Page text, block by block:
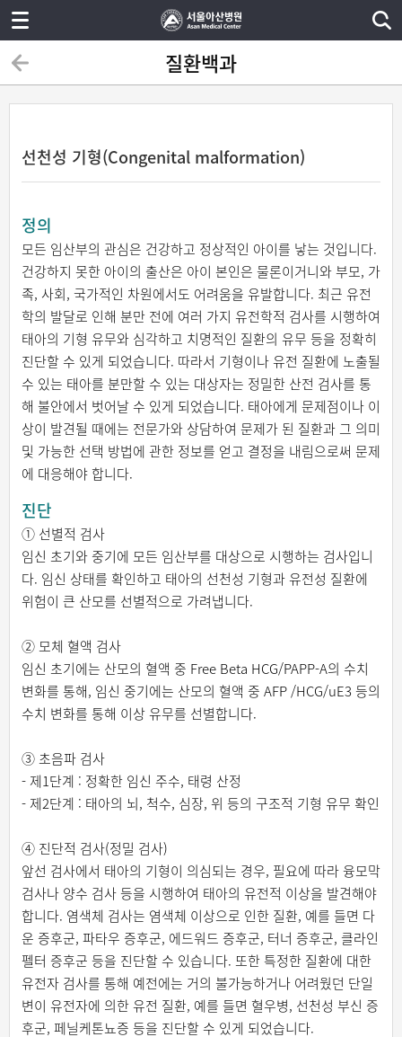
질환백과
선천성 기형(Congenital malformation)
정의
모든 임산부의 관심은 건강하고 정상적인 아이를 낳는 것입니다.
건강하지 못한 아이의 출산은 아이 본인은 물론이거니와 부모, 가
족, 사회, 국가적인 차원에서도 어려움을 유발합니다. 최근 유전
학의 발달로 인해 분만 전에 여러 가지 유전학적 검사를 시행하여
태아의 기형 유무와 심각하고 치명적인 질환의 유무 등을 정확히
진단할 수 있게 되었습니다. 따라서 기형이나 유전 질환에 노출될
수 있는 태아를 분만할 수 있는 대상자는 정밀한 산전 검사를 통
해 불안에서 벗어날 수 있게 되었습니다. 태아에게 문제점이나 이
상이 발견될 때에는 전문가와 상담하여 문제가 된 질환과 그 의미
및 가능한 선택 방법에 관한 정보를 얻고 결정을 내림으로써 문제
에 대응해야 합니다.
진단
① 선별적 검사
임신 초기와 중기에 모든 임산부를 대상으로 시행하는 검사입니
다. 임신 상태를 확인하고 태아의 선천성 기형과 유전성 질환에
위험이 큰 산모를 선별적으로 가려냅니다.
② 모체 혈액 검사
임신 초기에는 산모의 혈액 중 Free Beta HCG/PAPP-A의 수치
변화를 통해, 임신 중기에는 산모의 혈액 중 AFP /HCG/uE3 등의
수치 변화를 통해 이상 유무를 선별합니다.
③ 초음파 검사
- 제1단계 : 정확한 임신 주수, 태령 산정
- 제2단계 : 태아의 뇌, 척수, 심장, 위 등의 구조적 기형 유무 확인
④ 진단적 검사(정밀 검사)
앞선 검사에서 태아의 기형이 의심되는 경우, 필요에 따라 융모막
검사나 양수 검사 등을 시행하여 태아의 유전적 이상을 발견해야
합니다. 염색체 검사는 염색체 이상으로 인한 질환, 예를 들면 다
운 증후군, 파타우 증후군, 에드워드 증후군, 터너 증후군, 클라인
펠터 증후군 등을 진단할 수 있습니다. 또한 특정한 질환에 대한
유전자 검사를 통해 예전에는 거의 불가능하거나 어려웠던 단일
변이 유전자에 의한 유전 질환, 예를 들면 혈우병, 선천성 부신 증
후군, 페닐케톤뇨증 등을 진단할 수 있게 되었습니다.